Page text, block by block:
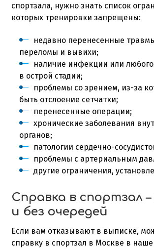
спортзала, нужно знать список
которых тренировки запрещены:
недавно перенесенные
переломы и вывихи;
наличие инфекции или
в острой стадии;
проблемы со зрением, из-за
быть отслоение сетчатки;
перенесенные операции;
хронические заболевания
органов;
патологии сердечно-
проблемы с артериальным
другие ограничения,
Справка в спортзал
и без очередей
Если вам отказывают в выписке,
справку в спортзал в Москве в